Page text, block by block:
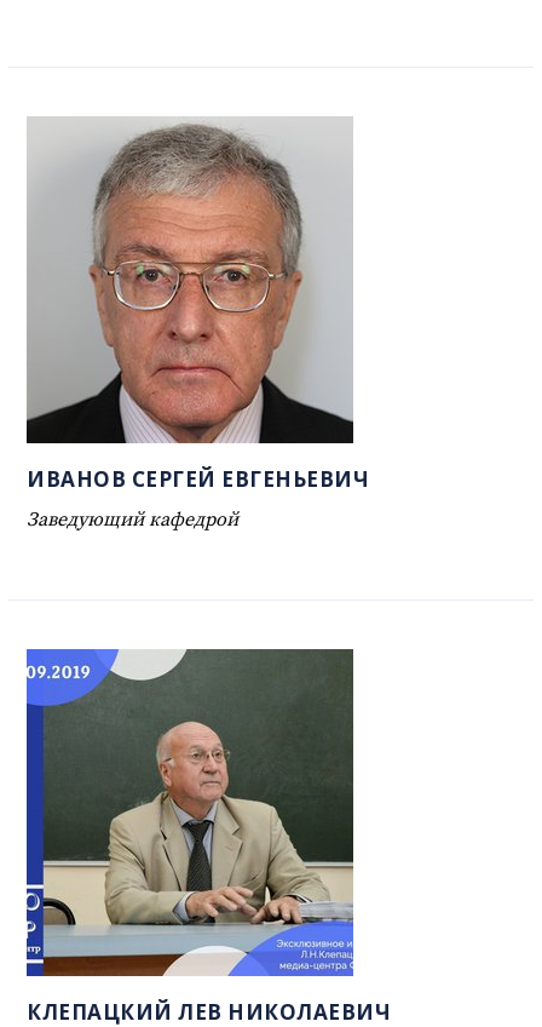
ИВАНОВ СЕРГЕЙ ЕВГЕНЬЕВИЧ
Заведующий кафедрой
КЛЕПАЦКИЙ ЛЕВ НИКОЛАЕВИЧ